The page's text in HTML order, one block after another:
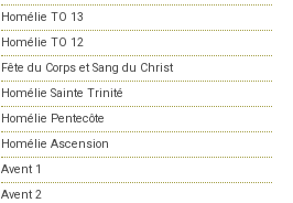
Homélie TO 13
Homélie TO 12
Fête du Corps et Sang du Christ
Homélie Sainte Trinité
Homélie Pentecôte
Homélie Ascension
Avent 1
Avent 2